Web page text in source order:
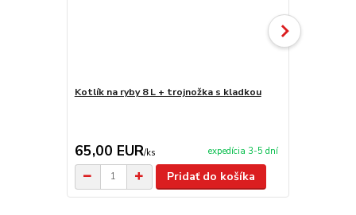
Kotlík na ryby 8 L + trojnožka s kladkou
65,00 EUR/ks expedícia 3-5 dní
Pridať do košíka